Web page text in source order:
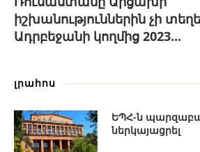
իշխանություններին չի
Ադրբեջանի կողմից 2023...
լրահոս
ԵՊՀ-ն
ներկայացրել